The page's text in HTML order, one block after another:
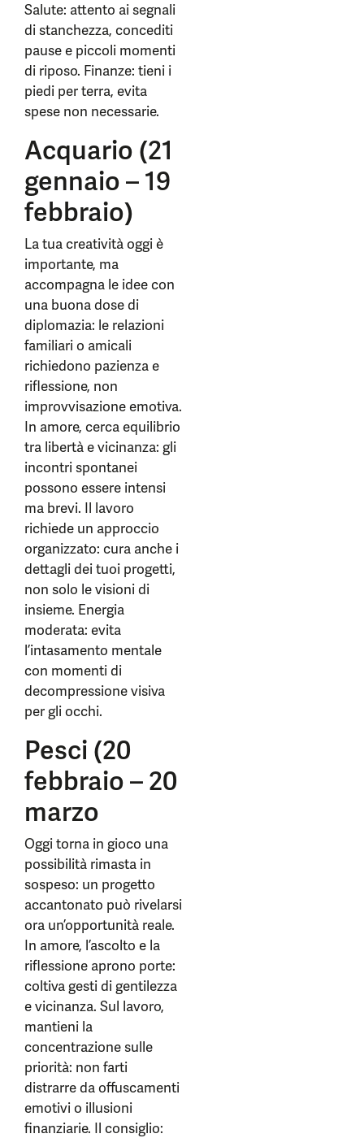
Salute: attento ai segnali
di stanchezza, concediti
pause e piccoli momenti
di riposo. Finanze: tieni i
piedi per terra, evita
spese non necessarie.
Acquario (21
gennaio – 19
febbraio)
La tua creatività oggi è
importante, ma
accompagna le idee con
una buona dose di
diplomazia: le relazioni
familiari o amicali
richiedono pazienza e
riflessione, non
improvvisazione emotiva.
In amore, cerca equilibrio
tra libertà e vicinanza: gli
incontri spontanei
possono essere intensi
ma brevi. Il lavoro
richiede un approccio
organizzato: cura anche i
dettagli dei tuoi progetti,
non solo le visioni di
insieme. Energia
moderata: evita
l’intasamento mentale
con momenti di
decompressione visiva
per gli occhi.
Pesci (20
febbraio – 20
marzo
Oggi torna in gioco una
possibilità rimasta in
sospeso: un progetto
accantonato può rivelarsi
ora un’opportunità reale.
In amore, l’ascolto e la
riflessione aprono porte:
coltiva gesti di gentilezza
e vicinanza. Sul lavoro,
mantieni la
concentrazione sulle
priorità: non farti
distrarre da offuscamenti
emotivi o illusioni
finanziarie. Il consiglio: